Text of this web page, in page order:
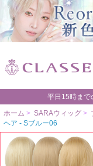
平日15時まで
ホーム > SARAウィッグ >
ヘア - Sブルー06